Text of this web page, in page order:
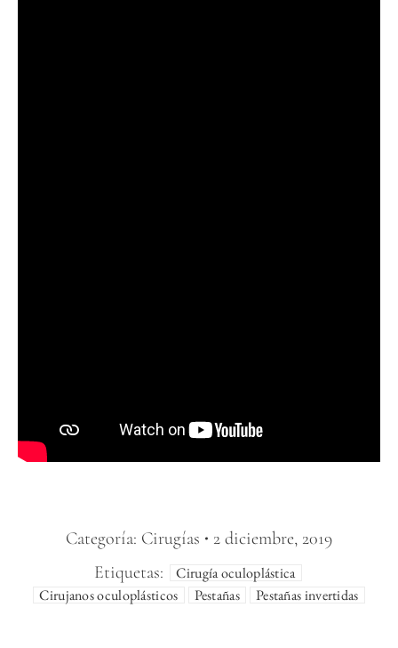
Categoría: Cirugías
2 diciembre, 2019
Etiquetas:
Cirugía oculoplástica
Cirujanos oculoplásticos
Pestañas Pestañas invertidas